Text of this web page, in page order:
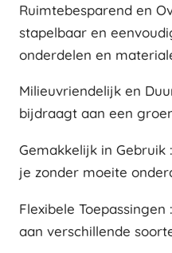
Ruimtebesparend en
stapelbaar en
onderdelen en
Milieuvriendelijk en
bijdraagt aan een
Gemakkelijk in
je zonder moeite
Flexibele
aan verschillende